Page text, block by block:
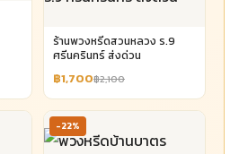
ร้านพวงหรีดสวนหลวง ร.9
ศรีนครินทร์ ส่งด่วน
฿1,700฿2,100
-22%